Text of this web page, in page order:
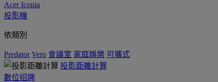
Acer Iconia
投影機
依類別
Predator Vero 會議室 家庭娛樂 可攜式
投影距離計算
數位招牌